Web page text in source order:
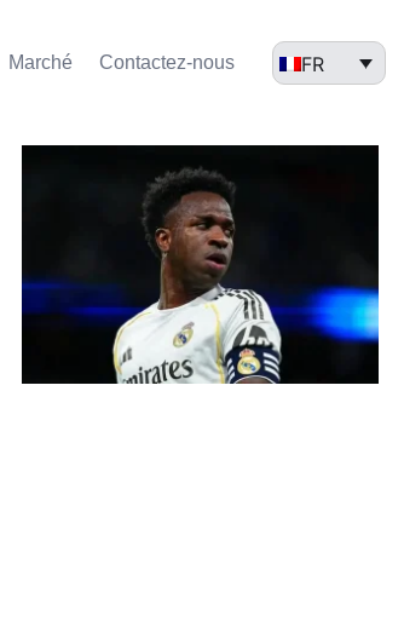
Marché​ Contactez-nous FR